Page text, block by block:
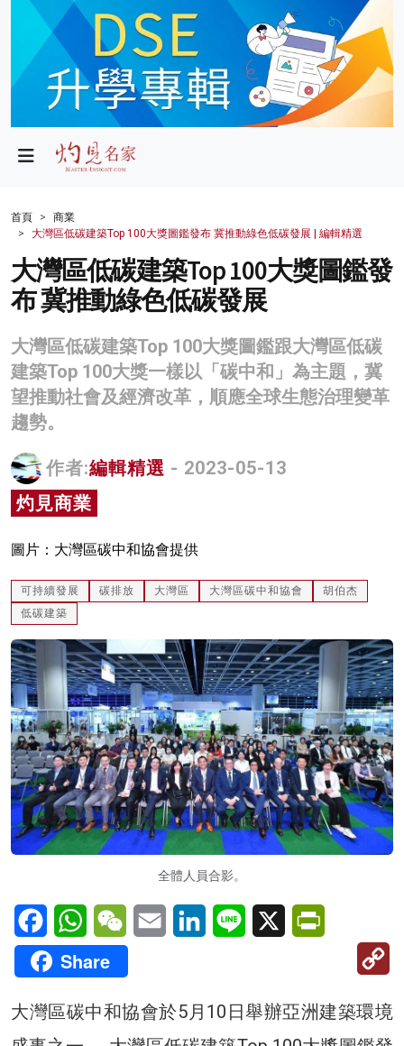
政局
財經
生活
健康
商業
科技
影片
名家榜
灼見活動
關於我們
首頁
商業
大灣區低碳建築Top 100大獎圖鑑發布 冀推動綠色低碳發展 | 編輯精選
大灣區低碳建築Top 100大獎圖鑑發
布 冀推動綠色低碳發展
大灣區低碳建築Top 100大獎圖鑑跟大灣區低碳
建築Top 100大獎一樣以「碳中和」為主題，冀
望推動社會及經濟改革，順應全球生態治理變革
趨勢。
作者:編輯精選 - 2023-05-13
灼見商業
圖片：大灣區碳中和協會提供
可持續發展 碳排放 大灣區 大灣區碳中和協會
胡伯杰
低碳建築
全體人員合影。
FacebookWhatsAppWeChatEmail LinkedInLine X
Share
大灣區碳中和協會於5月10日舉辦亞洲建築環境